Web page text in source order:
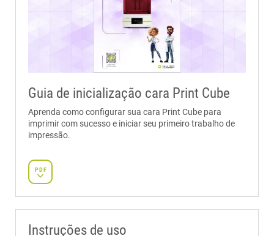
Guia de inicialização cara Print Cube
Aprenda como configurar sua cara Print Cube para
imprimir com sucesso e iniciar seu primeiro trabalho de
impressão.
PDF
Instruções de uso